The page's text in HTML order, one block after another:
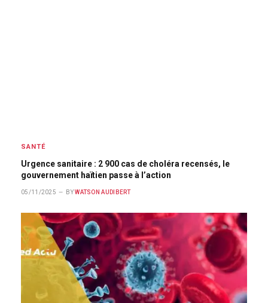
SANTÉ
Urgence sanitaire : 2 900 cas de choléra recensés, le
gouvernement haïtien passe à l’action
05/11/2025 BY WATSON AUDIBERT